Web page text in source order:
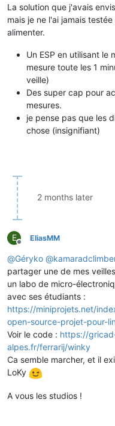
La solution que j'avais
mais je ne l'ai jamais
alimenter.
Un ESP en utilisant le
mesure toute les 1
veille)
Des super cap pour
mesures.
je pense pas que les
chose (insignifiant)
2 months later
E
Offline
EliasMM
@Géryko @
partager une de mes
un labo de micro-
avec ses étudiants :
https://miniprojets.net/
open-source-projet-pour-
Voir le code : https://
alpes.fr/ferrarij/winky
Ca semble marcher, et il
LoKy
A vous les studios !